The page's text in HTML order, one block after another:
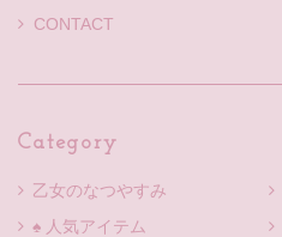
CONTACT
Category
乙女のなつやすみ
♠ 人気アイテム